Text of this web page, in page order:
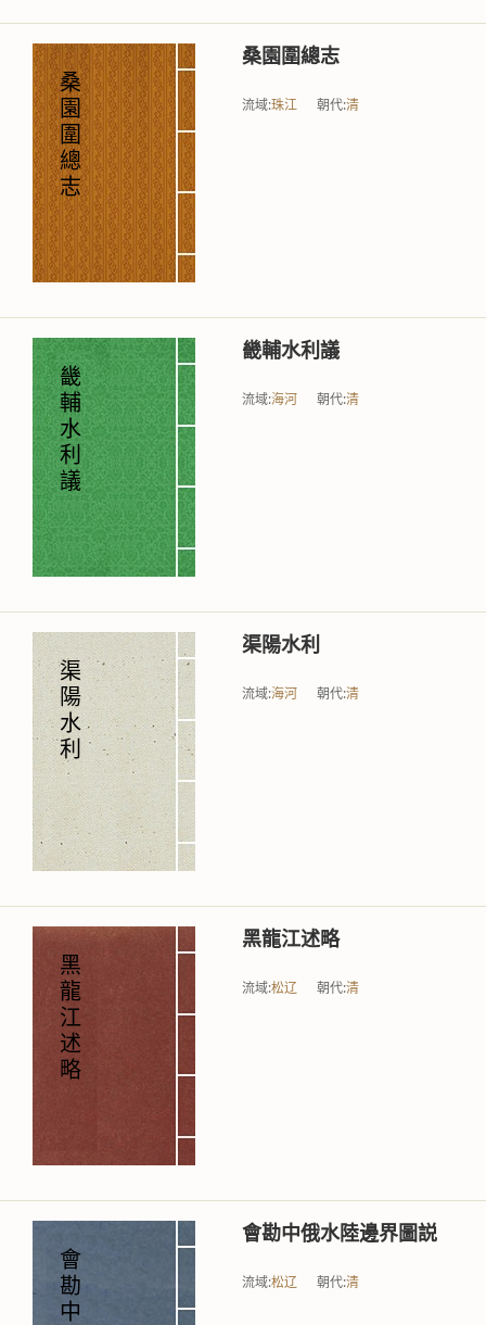
桑
園
圍
總
志
桑園圍總志
流域:珠江 朝代:清
畿
輔
水
利
議
畿輔水利議
流域:海河 朝代:清
渠
陽
水
利
渠陽水利
流域:海河 朝代:清
黑
龍
江
述
略
黑龍江述略
流域:松辽 朝代:清
會
勘
中
會勘中俄水陸邊界圖説
流域:松辽 朝代:清